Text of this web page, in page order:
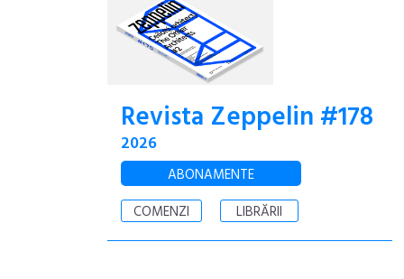
Revista Zeppelin #178
2026
ABONAMENTE
COMENZI
LIBRĂRII